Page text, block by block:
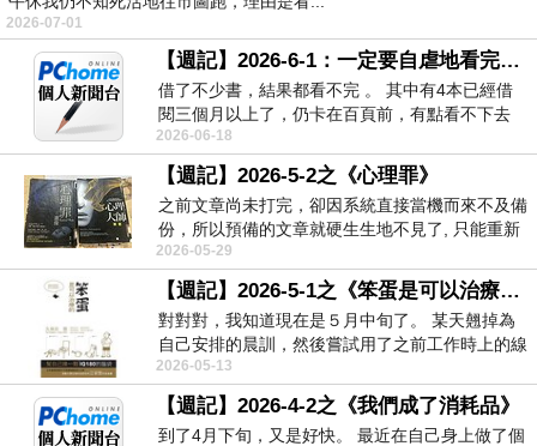
2026-07-01
【週記】2026-6-1：一定要自虐地看完書就是了
借了不少書，結果都看不完 。 其中有4本已經借
閱三個月以上了，仍卡在百頁前，有點看不下去
。可是卻...
2026-06-18
【週記】2026-5-2之《心理罪》
之前文章尚未打完，卻因系統直接當機而來不及備
份，所以預備的文章就硬生生地不見了, 只能重新
再來寫篇。...
2026-05-29
【週記】2026-5-1之《笨蛋是可以治療的》
對對對，我知道現在是５月中旬了。 某天翹掉為
自己安排的晨訓，然後嘗試用了之前工作時上的線
上課程...
2026-05-13
【週記】2026-4-2之《我們成了消耗品》
到了4月下旬，又是好快。 最近在自己身上做了個